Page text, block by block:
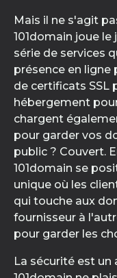
Mais il ne s'agit
101domain joue
série de services
présence en ligne
de certificats SSL
hébergement
chargent
pour garder vos
public ? Couvert.
101domain se
unique où les
qui touche aux
fournisseur à
pour garder les
La sécurité est